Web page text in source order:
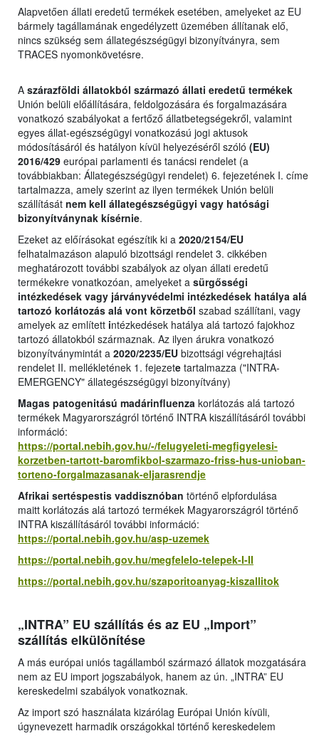
Alapvetően állati eredetű termékek esetében, amelyeket az EU
bármely tagállamának engedélyzett üzemében állítanak elő,
nincs szükség sem állategészségügyi bizonyítványra, sem
TRACES nyomonkövetésre.
A szárazföldi állatokból származó állati eredetű termékek
Unión belüli előállítására, feldolgozására és forgalmazására
vonatkozó szabályokat a fertőző állatbetegségekről, valamint
egyes állat-egészségügyi vonatkozású jogi aktusok
módosításáról és hatályon kívül helyezéséről szóló (EU)
2016/429 európai parlamenti és tanácsi rendelet (a
továbbiakban: Állategészségügyi rendelet) 6. fejezetének I. címe
tartalmazza, amely szerint az ilyen termékek Unión belüli
szállítását nem kell állategészségügyi vagy hatósági
bizonyítványnak kísérnie.
Ezeket az előírásokat egészítik ki a 2020/2154/EU
felhatalmazáson alapuló bizottsági rendelet 3. cikkében
meghatározott további szabályok az olyan állati eredetű
termékekre vonatkozóan, amelyeket a sürgősségi
intézkedések vagy járványvédelmi intézkedések hatálya alá
tartozó korlátozás alá vont körzetből szabad szállítani, vagy
amelyek az említett intézkedések hatálya alá tartozó fajokhoz
tartozó állatokból származnak. Az ilyen árukra vonatkozó
bizonyítványmintát a 2020/2235/EU bizottsági végrehajtási
rendelet II. mellékletének 1. fejezete tartalmazza ("INTRA-
EMERGENCY" állategészségügyi bizonyítvány)
Magas patogenitású madárinfluenza korlátozás alá tartozó
termékek Magyarországról történő INTRA kiszállításáról további
információ:
https://portal.nebih.gov.hu/-/felugyeleti-megfigyelesi-
korzetben-tartott-baromfikbol-szarmazo-friss-hus-unioban-
torteno-forgalmazasanak-eljarasrendje
Afrikai sertéspestis vaddisznóban történő elpfordulása
maitt korlátozás alá tartozó termékek Magyarországról történő
INTRA kiszállításáról további információ:
https://portal.nebih.gov.hu/asp-uzemek
https://portal.nebih.gov.hu/megfelelo-telepek-I-II
https://portal.nebih.gov.hu/szaporitoanyag-kiszallitok
„INTRA” EU szállítás és az EU „Import”
szállítás elkülönítése
A más európai uniós tagállamból származó állatok mozgatására
nem az EU import jogszabályok, hanem az ún. „INTRA” EU
kereskedelmi szabályok vonatkoznak.
Az import szó használata kizárólag Európai Unión kívüli,
úgynevezett harmadik országokkal történő kereskedelem